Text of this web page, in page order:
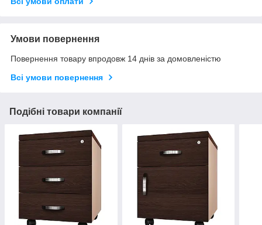
Умови повернення
Повернення товару впродовж 14 днів за домовленістю
Всі умови повернення
Подібні товари компанії